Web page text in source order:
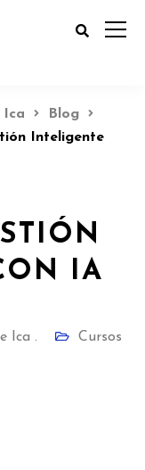
Ica
Blog
Inteligente
IA
Ica .
Cursos